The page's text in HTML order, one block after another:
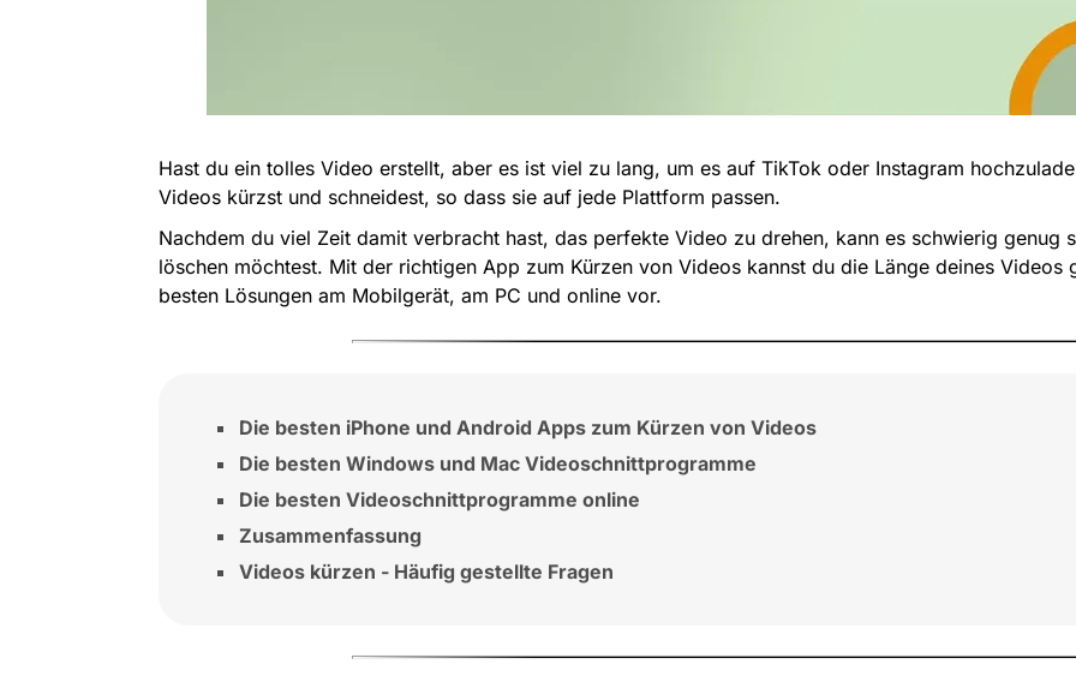
Hast du ein tolles Video erstellt, aber es ist viel zu lang, um es auf TikTok oder Instagram
Videos kürzst und schneidest, so dass sie auf jede Plattform passen.
Nachdem du viel Zeit damit verbracht hast, das perfekte Video zu drehen, kann es schwierig genug
löschen möchtest. Mit der richtigen App zum Kürzen von Videos kannst du die Länge deines
besten Lösungen am Mobilgerät, am PC und online vor.
Die besten iPhone und Android Apps zum Kürzen von Videos
Die besten Windows und Mac Videoschnittprogramme
Die besten Videoschnittprogramme online
Zusammenfassung
Videos kürzen - Häufig gestellte Fragen